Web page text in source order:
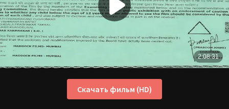
Скачать фильм (HD)